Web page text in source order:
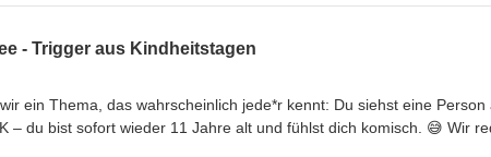
Business so wichtig ist✨ Das Gefühl, endlich am richtigen Ort zu
- Trigger aus Kindheitstagen
ein Thema, das wahrscheinlich jede*r kennt: Du siehst eine Person
– du bist sofort wieder 11 Jahre alt und fühlst dich komisch. 😅 Wir